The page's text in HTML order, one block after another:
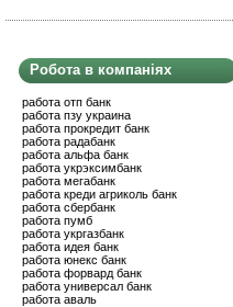
Робота в компаніях
работа отп банк
работа пзу украина
работа прокредит банк
работа радабанк
работа альфа банк
работа укрэксимбанк
работа мегабанк
работа креди агриколь банк
работа сбербанк
работа пумб
работа укргазбанк
работа идея банк
работа юнекс банк
работа форвард банк
работа универсал банк
работа аваль